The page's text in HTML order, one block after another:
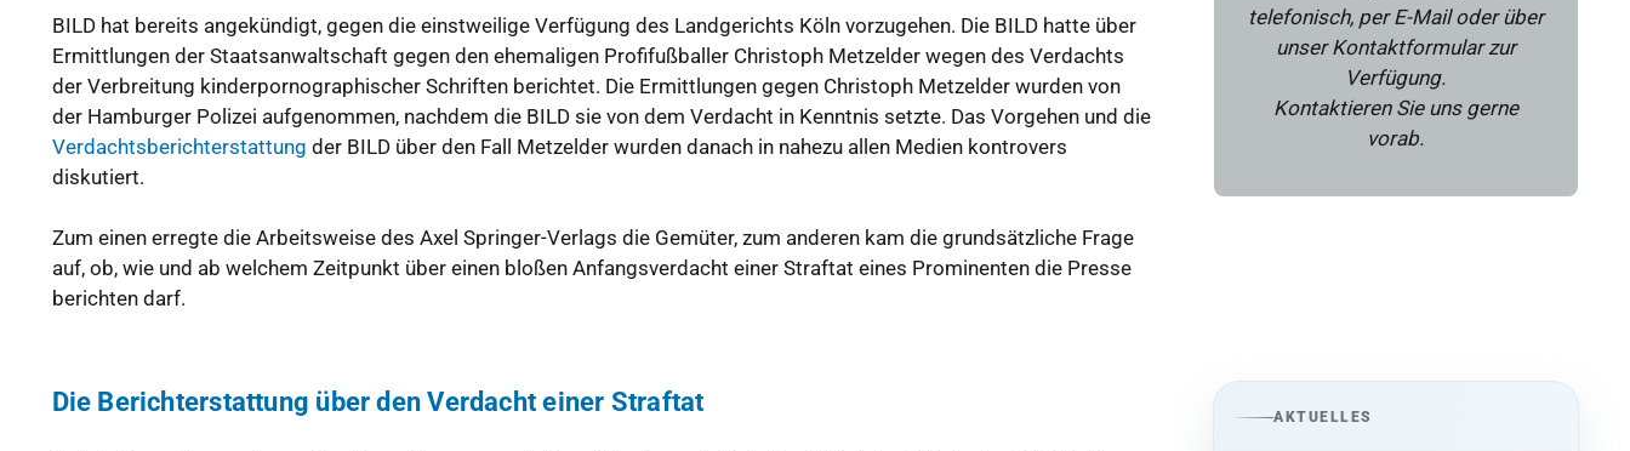
BILD hat bereits angekündigt, gegen die einstweilige Verfügung des Landgerichts Köln vorzugehen. Die BILD hatte über
Ermittlungen der Staatsanwaltschaft gegen den ehemaligen Profifußballer Christoph Metzelder wegen des Verdachts
der Verbreitung kinderpornographischer Schriften berichtet. Die Ermittlungen gegen Christoph Metzelder wurden von
der Hamburger Polizei aufgenommen, nachdem die BILD sie von dem Verdacht in Kenntnis setzte. Das Vorgehen und die
Verdachtsberichterstattung der BILD über den Fall Metzelder wurden danach in nahezu allen Medien kontrovers
diskutiert.
Zum einen erregte die Arbeitsweise des Axel Springer-Verlags die Gemüter, zum anderen kam die grundsätzliche Frage
auf, ob, wie und ab welchem Zeitpunkt über einen bloßen Anfangsverdacht einer Straftat eines Prominenten die Presse
berichten darf.
Die Berichterstattung über den Verdacht einer Straftat
telefonisch, per E-Mail oder über
unser Kontaktformular zur
Verfügung.
Kontaktieren Sie uns gerne
vorab.
AKTUELLES